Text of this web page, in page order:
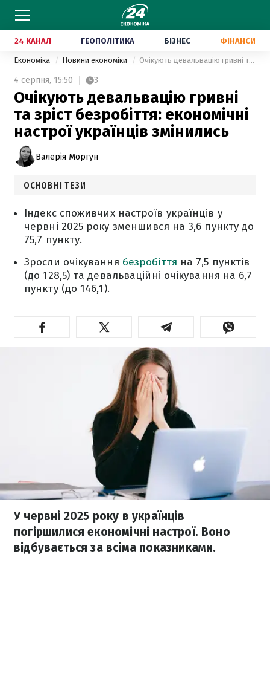
24 КАНАЛ ГЕОПОЛІТИКА БІЗНЕС ФІНАНСИ
Економіка Новини економіки Очікують девальвацію гривні та зріст безробіття: економічні настрої українців змінились
4 серпня, 15:50 3
Очікують девальвацію гривні
та зріст безробіття: економічні
настрої українців змінились
Валерія Моргун
ОСНОВНІ ТЕЗИ
Індекс споживчих настроїв українців у
червні 2025 року зменшився на 3,6 пункту до
75,7 пункту.
Зросли очікування безробіття на 7,5 пунктів
(до 128,5) та девальваційні очікування на 6,7
пункту (до 146,1).
У червні 2025 року в українців
погіршилися економічні настрої. Воно
відбувається за всіма показниками.